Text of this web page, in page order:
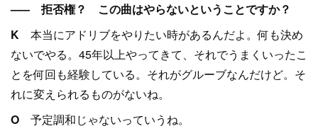
––– 拒否権？ この曲はやらないということですか？
K 本当にアドリブをやりたい時があるんだよ。何も決め
ないでやる。45年以上やってきて、それでうまくいったこ
とを何回も経験している。それがグルーブなんだけど。そ
れに変えられるものがないね。
O 予定調和じゃないっていうね。